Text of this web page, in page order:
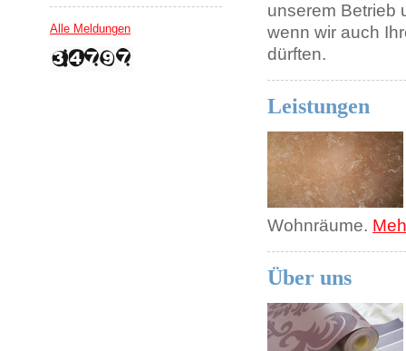
Alle Meldungen
unserem Betrieb
wenn wir auch
dürften.
Leistungen
Wohnräume.
Über uns